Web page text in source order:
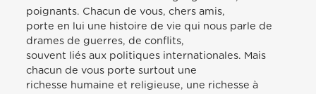
poignants. Chacun de vous, chers amis,
porte en lui une histoire de vie qui nous parle de
drames de guerres, de conflits,
souvent liés aux politiques internationales. Mais
chacun de vous porte surtout une
richesse humaine et religieuse, une richesse à